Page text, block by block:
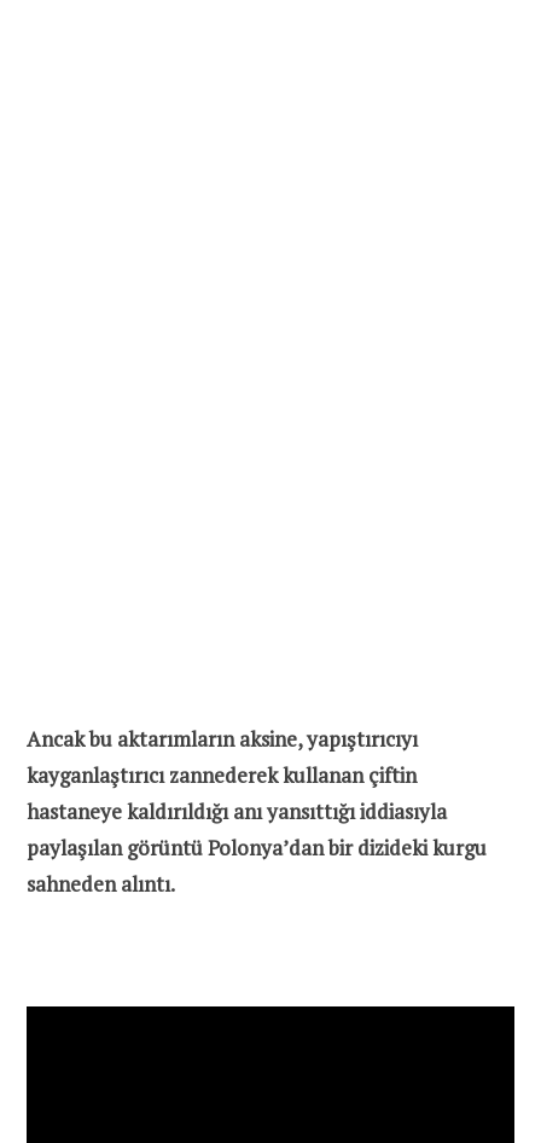
Ancak bu aktarımların aksine, yapıştırıcıyı
kayganlaştırıcı zannederek kullanan çiftin
hastaneye kaldırıldığı anı yansıttığı iddiasıyla
paylaşılan görüntü Polonya’dan bir dizideki kurgu
sahneden alıntı.